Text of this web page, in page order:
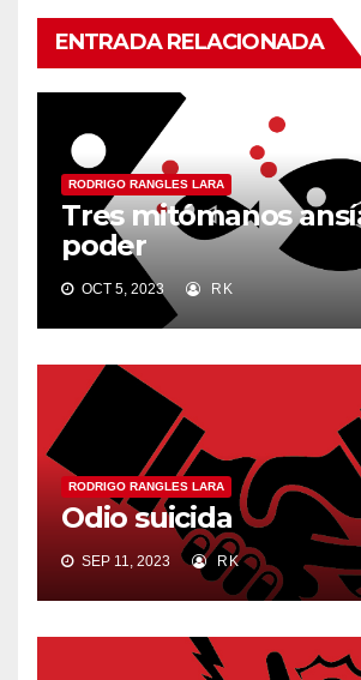
ENTRADA RELACIONADA
RODRIGO RANGLES LARA
Tres mitómanos
poder
OCT 5, 2023 RK
RODRIGO RANGLES LARA
Odio suicida
SEP 11, 2023 RK